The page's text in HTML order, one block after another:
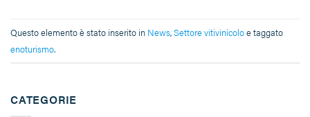
CATEGORIE
Questo elemento è stato inserito in News,Settore vitivinicoloe taggato
enoturismo.